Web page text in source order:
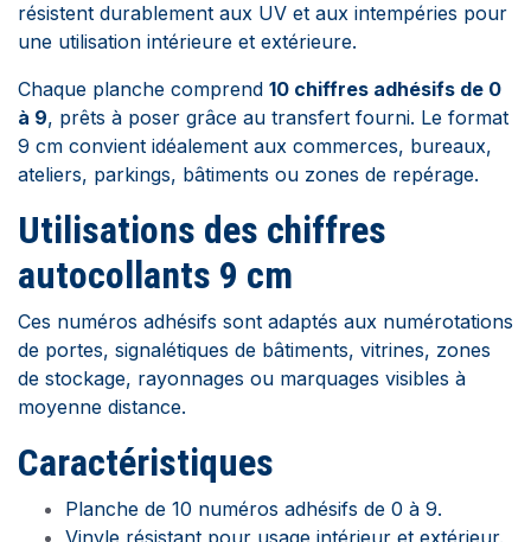
résistent durablement aux UV et aux intempéries pour
une utilisation intérieure et extérieure.
Chaque planche comprend 10 chiffres adhésifs de 0
à 9, prêts à poser grâce au transfert fourni. Le format
9 cm convient idéalement aux commerces, bureaux,
ateliers, parkings, bâtiments ou zones de repérage.
Utilisations des chiffres
autocollants 9 cm
Ces numéros adhésifs sont adaptés aux numérotations
de portes, signalétiques de bâtiments, vitrines, zones
de stockage, rayonnages ou marquages visibles à
moyenne distance.
Caractéristiques
Planche de 10 numéros adhésifs de 0 à 9.
Vinyle résistant pour usage intérieur et extérieur.